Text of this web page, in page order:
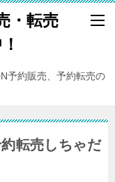
・転売
予約販売、予約転売の
転売しちゃだ